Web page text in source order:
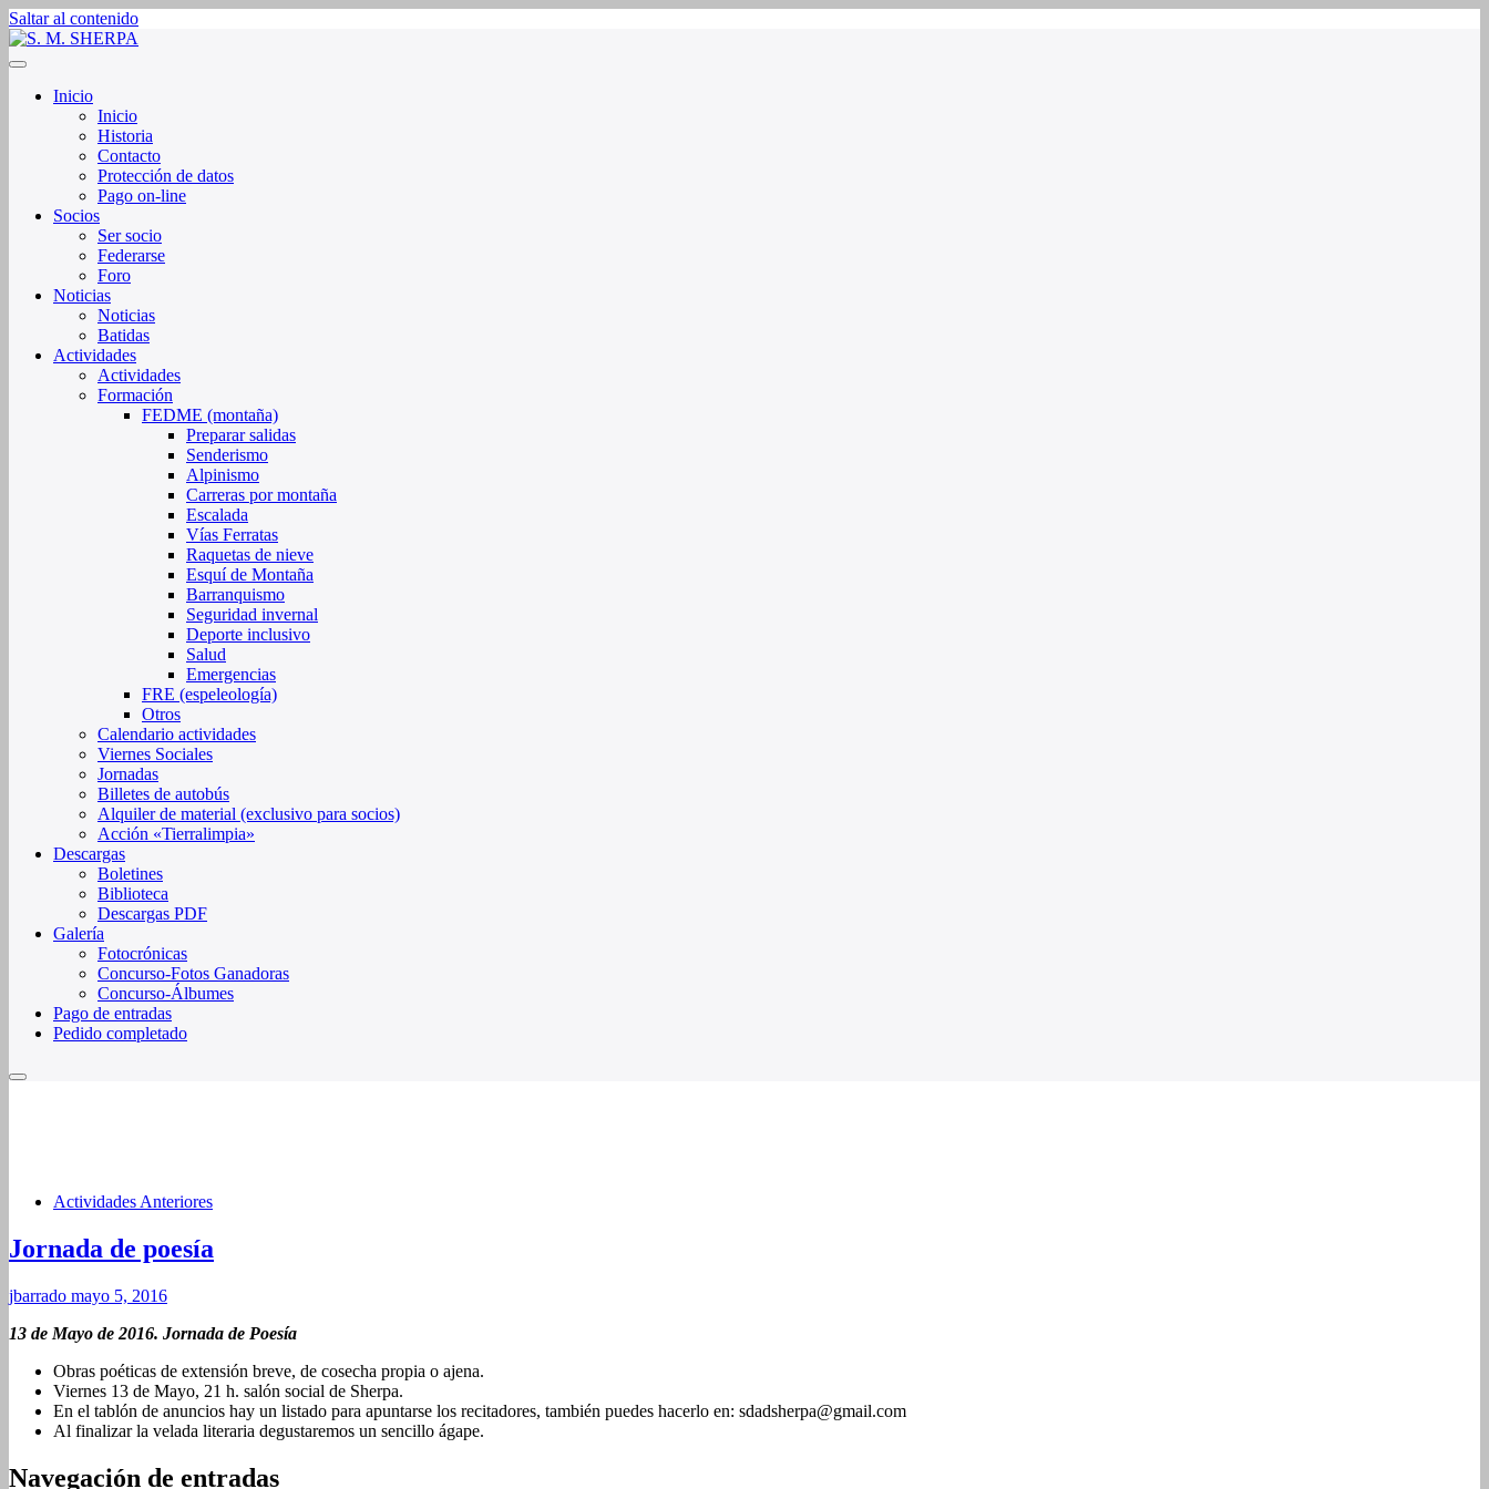
Saltar al contenido
S. M. SHERPA
Sociedad de Montaña Sherpa de La Rioja
Inicio
Inicio
Historia
Contacto
Protección de datos
Pago on-line
Socios
Ser socio
Federarse
Foro
Noticias
Noticias
Batidas
Actividades
Actividades
Formación
FEDME (montaña)
Preparar salidas
Senderismo
Alpinismo
Carreras por montaña
Escalada
Vías Ferratas
Raquetas de nieve
Esquí de Montaña
Barranquismo
Seguridad invernal
Deporte inclusivo
Salud
Emergencias
FRE (espeleología)
Otros
Calendario actividades
Viernes Sociales
Jornadas
Billetes de autobús
Alquiler de material (exclusivo para socios)
Acción «Tierralimpia»
Descargas
Boletines
Biblioteca
Descargas PDF
Galería
Fotocrónicas
Concurso-Fotos Ganadoras
Concurso-Álbumes
Pago de entradas
Pedido completado
Actividades Anteriores
Jornada de poesía
jbarrado mayo 5, 2016
13 de Mayo de 2016. Jornada de Poesía
Obras poéticas de extensión breve, de cosecha propia o ajena.
Viernes 13 de Mayo, 21 h. salón social de Sherpa.
En el tablón de anuncios hay un listado para apuntarse los recitadores, también puedes hacerlo en: sdadsherpa@gmail.com
Al finalizar la velada literaria degustaremos un sencillo ágape.
Navegación de entradas